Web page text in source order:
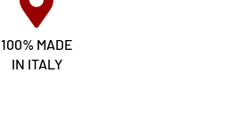
100% MADE
IN ITALY